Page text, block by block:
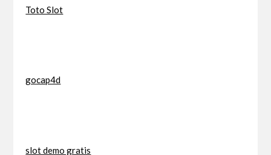
Toto Slot
gocap4d
slot demo gratis